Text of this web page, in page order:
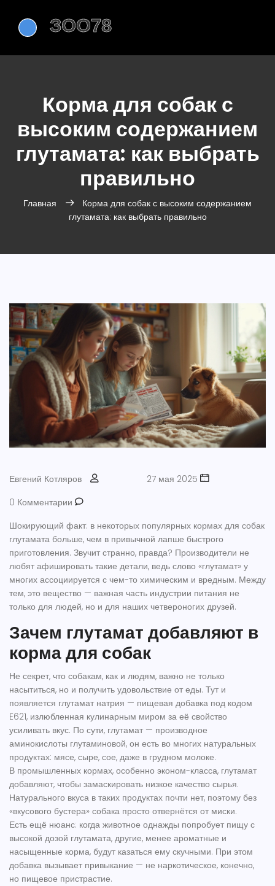
Корма для собак с
высоким содержанием
глутамата: как выбрать
правильно
Главная
Корма для собак с высоким содержанием
глутамата: как выбрать правильно
Евгений Котляров
27 мая 2025
0 Комментарии
Шокирующий факт: в некоторых популярных кормах для собак
глутамата больше, чем в привычной лапше быстрого
приготовления. Звучит странно, правда? Производители не
любят афишировать такие детали, ведь слово «глутамат» у
многих ассоциируется с чем-то химическим и вредным. Между
тем, это вещество — важная часть индустрии питания не
только для людей, но и для наших четвероногих друзей.
Зачем глутамат добавляют в
корма для собак
Не секрет, что собакам, как и людям, важно не только
насытиться, но и получить удовольствие от еды. Тут и
появляется глутамат натрия — пищевая добавка под кодом
E621, излюбленная кулинарным миром за её свойство
усиливать вкус. По сути, глутамат — производное
аминокислоты глутаминовой, он есть во многих натуральных
продуктах: мясе, сыре, сое, даже в грудном молоке.
В промышленных кормах, особенно эконом-класса, глутамат
добавляют, чтобы замаскировать низкое качество сырья.
Натурального вкуса в таких продуктах почти нет, поэтому без
«вкусового бустера» собака просто отвернётся от миски.
Есть ещё нюанс: когда животное однажды попробует пищу с
высокой дозой глутамата, другие, менее ароматные и
насыщенные корма, будут казаться ему скучными. При этом
добавка вызывает привыкание — не наркотическое, конечно,
но пищевое пристрастие.